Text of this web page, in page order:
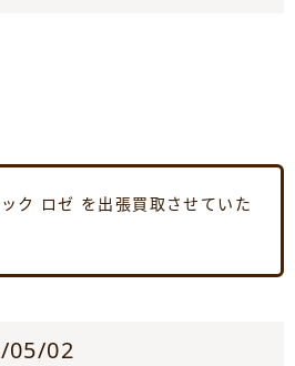
ク ロゼ を出張買取させていた
05/02